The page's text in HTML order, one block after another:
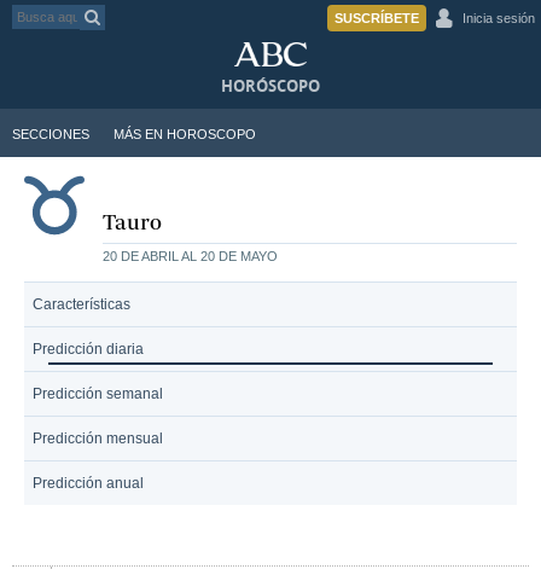
SUSCRÍBETE Inicia sesión
SECCIONES MÁS EN HOROSCOPO
HORÓSCOPO
Tauro
20 DE ABRIL AL 20 DE MAYO
Características
Predicción diaria
Predicción semanal
Predicción mensual
Predicción anual